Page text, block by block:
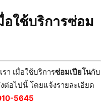
ใช้บริการซ่อม
า เมื่อใช้บริการซ่อมเปียโนกับ
ต่อไปนี้ โดยแจ้งรายละเอียด
5645